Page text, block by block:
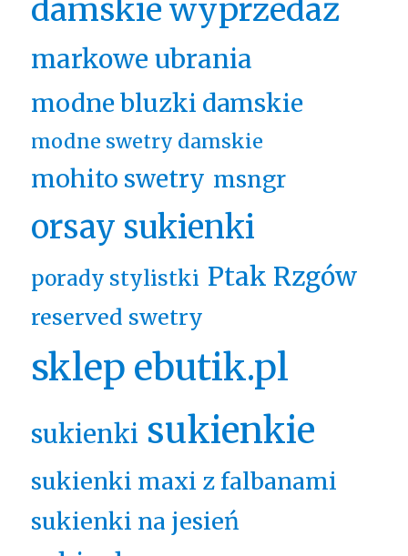
damskie wyprzedaż
markowe ubrania
modne bluzki damskie
modne swetry damskie
mohito swetry msngr
orsay sukienki
porady stylistki Ptak Rzgów
reserved swetry
sklep ebutik.pl
sukienki sukienkie
sukienki maxi z falbanami
sukienki na jesień